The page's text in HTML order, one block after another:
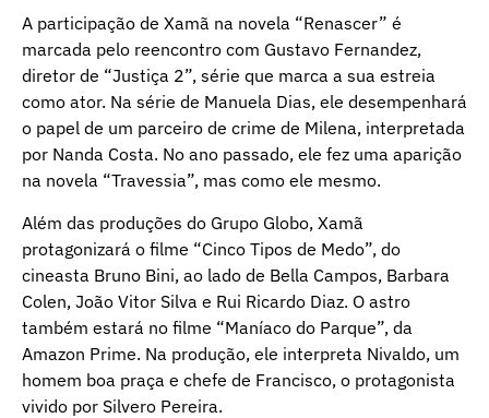
A participação de Xamã na novela “Renascer” é
marcada pelo reencontro com Gustavo Fernandez,
diretor de “Justiça 2”, série que marca a sua estreia
como ator. Na série de Manuela Dias, ele desempenhará
o papel de um parceiro de crime de Milena, interpretada
por Nanda Costa. No ano passado, ele fez uma aparição
na novela “Travessia”, mas como ele mesmo.
Além das produções do Grupo Globo, Xamã
protagonizará o filme “Cinco Tipos de Medo”, do
cineasta Bruno Bini, ao lado de Bella Campos, Barbara
Colen, João Vitor Silva e Rui Ricardo Diaz. O astro
também estará no filme “Maníaco do Parque”, da
Amazon Prime. Na produção, ele interpreta Nivaldo, um
homem boa praça e chefe de Francisco, o protagonista
vivido por Silvero Pereira.